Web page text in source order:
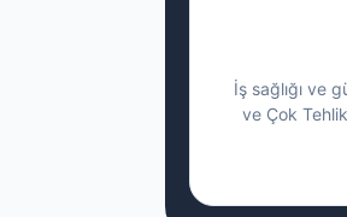
İş sağlığı ve
ve Çok